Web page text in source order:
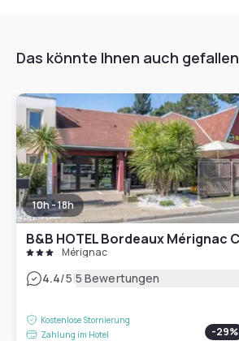
Das könnte Ihnen auch gefallen
10h - 18h
Mérignac
4.4/5|5 Bewertungen
Kostenlose Stornierung
Zahlung im Hotel
-29%